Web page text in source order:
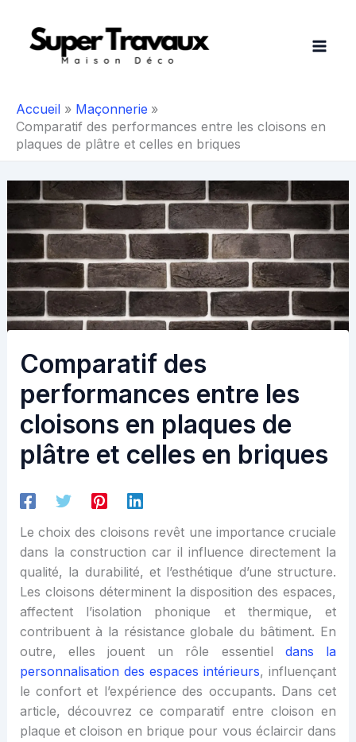
contenu
Accueil
Maçonnerie
Comparatif des performances entre les cloisons en
plaques de plâtre et celles en briques
Comparatif des
performances entre les
cloisons en plaques de
plâtre et celles en briques
Le choix des cloisons revêt une importance cruciale
dans la construction car il influence directement la
qualité, la durabilité, et l’esthétique d’une structure.
Les cloisons déterminent la disposition des espaces,
affectent l’isolation phonique et thermique, et
contribuent à la résistance globale du bâtiment. En
outre, elles jouent un rôle essentiel dans la
personnalisation des espaces intérieurs, influençant
le confort et l’expérience des occupants. Dans cet
article, découvrez ce comparatif entre cloison en
plaque et cloison en brique pour vous éclaircir dans